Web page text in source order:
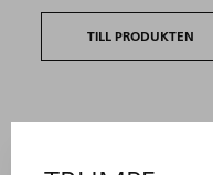
TILL PRODUKTEN